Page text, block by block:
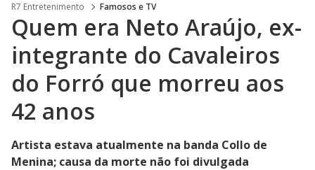
R7 Entretenimento Famosos e TV
Quem era Neto Araújo, ex-
integrante do Cavaleiros
do Forró que morreu aos
42 anos
Artista estava atualmente na banda Collo de
Menina; causa da morte não foi divulgada